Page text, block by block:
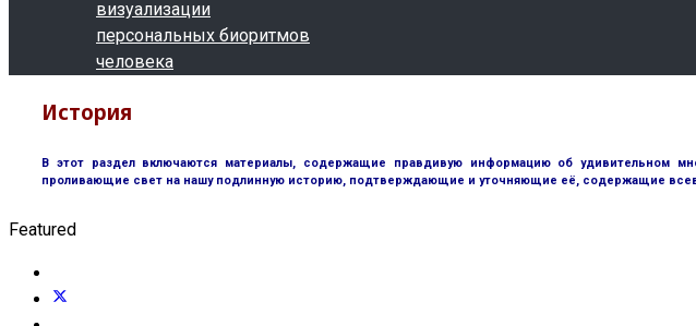
визуализации
персональных биоритмов
человека
История
В этот раздел включаются материалы, содержащие правдивую информацию об удивительном
проливающие свет на нашу подлинную историю, подтверждающие и уточняющие её, содержащие
Featured